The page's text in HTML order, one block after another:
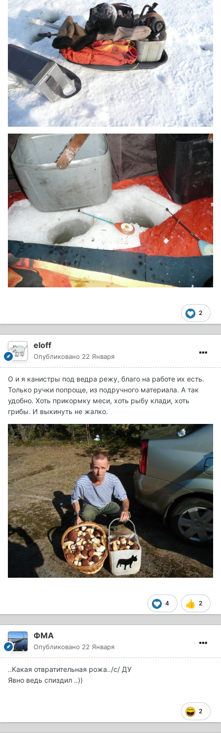
2
eloff
Опубликовано 22 Января
О и я канистры под ведра режу, благо на работе их есть.
Только ручки попроще, из подручного материала. А так
удобно. Хоть прикормку меси, хоть рыбу клади, хоть
грибы. И выкинуть не жалко.
4 2
ФМА
Опубликовано 22 Января
..Какая отвратительная рожа../с/ ДУ
Явно ведь спиздил ..))
2